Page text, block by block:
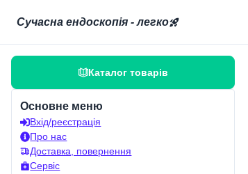
Сучасна ендоскопія - легко
Каталог товарів
Основне меню
Вхід/реєстрація
Про нас
Доставка, повернення
Сервіс